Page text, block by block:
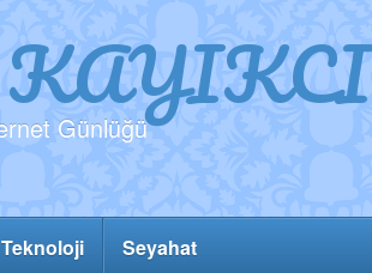
Günlüğü
Teknoloji Seyahat